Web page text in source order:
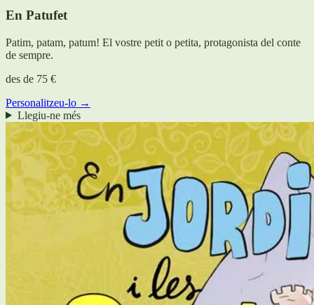
En Patufet
Patim, patam, patum! El vostre petit o petita, protagonista del conte
de sempre.
des de 75 €
Personalitzeu-lo →
Llegiu-ne més